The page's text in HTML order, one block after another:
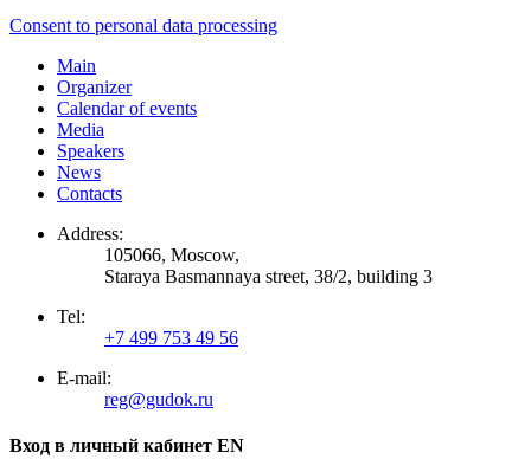
Consent to personal data processing
Main
Organizer
Calendar of events
Media
Speakers
News
Contacts
Address:
105066, Moscow,
Staraya Basmannaya street, 38/2, building 3
Tel:
+7 499 753 49 56
E-mail:
reg@gudok.ru
Вход в личный кабинет EN